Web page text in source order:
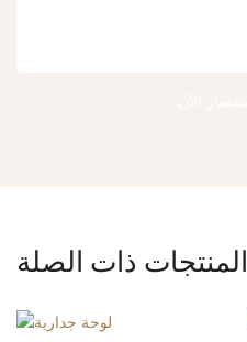
المنتجات ذات الصلة